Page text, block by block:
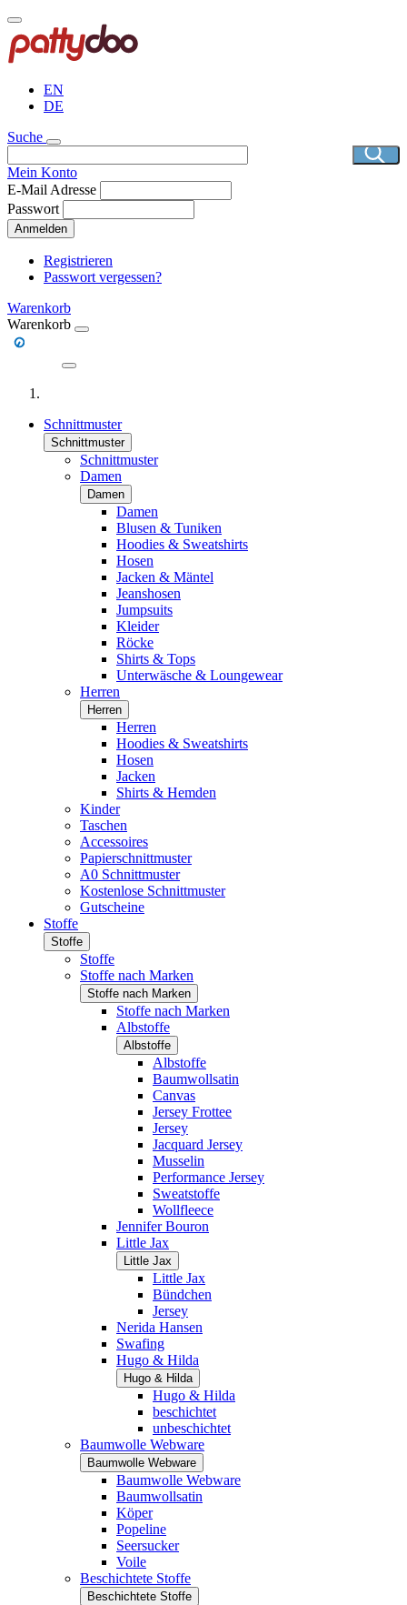
Direkt
zum
Inhalt
EN
DE
Suche
Mein Konto
E-Mail Adresse
Passwort
Anmelden
Registrieren
Passwort vergessen?
Warenkorb
Warenkorb
Schnittmuster
Schnittmuster
Schnittmuster
Damen
Damen
Damen
Blusen & Tuniken
Hoodies & Sweatshirts
Hosen
Jacken & Mäntel
Jeanshosen
Jumpsuits
Kleider
Röcke
Shirts & Tops
Unterwäsche & Loungewear
Herren
Herren
Herren
Hoodies & Sweatshirts
Hosen
Jacken
Shirts & Hemden
Kinder
Taschen
Accessoires
Papierschnittmuster
A0 Schnittmuster
Kostenlose Schnittmuster
Gutscheine
Stoffe
Stoffe
Stoffe
Stoffe nach Marken
Stoffe nach Marken
Stoffe nach Marken
Albstoffe
Albstoffe
Albstoffe
Baumwollsatin
Canvas
Jersey Frottee
Jersey
Jacquard Jersey
Musselin
Performance Jersey
Sweatstoffe
Wollfleece
Jennifer Bouron
Little Jax
Little Jax
Little Jax
Bündchen
Jersey
Nerida Hansen
Swafing
Hugo & Hilda
Hugo & Hilda
Hugo & Hilda
beschichtet
unbeschichtet
Baumwolle Webware
Baumwolle Webware
Baumwolle Webware
Baumwollsatin
Köper
Popeline
Seersucker
Voile
Beschichtete Stoffe
Beschichtete Stoffe